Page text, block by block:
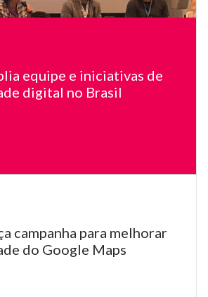
de
equipe e iniciativas de
digital no Brasil
campanha para melhorar
do Google Maps